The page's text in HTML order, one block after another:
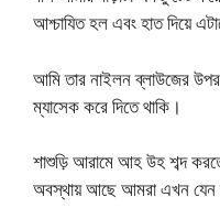
আশ্চাযিত হল এবং হাত দিয়ে
আমি তার নাইলন ব্লাউজের উপর
ম্যাসেক করে দিতে থাকি।
শাশুড়ি আরামে আহ উহ শব্দ
অবস্থায় আছে আমরা এখন যেন